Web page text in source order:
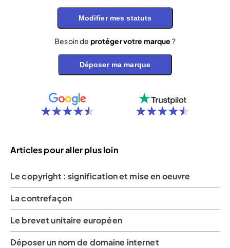
Modifier mes statuts
Besoin de protéger votre marque ?
Déposer ma marque
Articles pour aller plus loin
Le copyright : signification et mise en oeuvre
La contrefaçon
Le brevet unitaire européen
Déposer un nom de domaine internet